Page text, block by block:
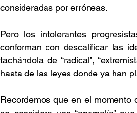
consideradas por erróneas.
Pero los intolerantes
conforman con descalificar las
tachándola de “radical”,
hasta de las leyes donde ya han
Recordemos que en el momento